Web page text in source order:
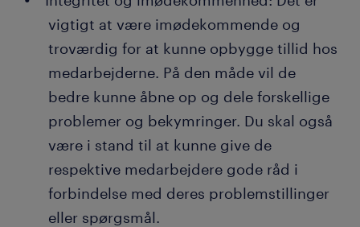
vigtigt at være imødekommende og
troværdig for at kunne opbygge tillid hos
medarbejderne. På den måde vil de
bedre kunne åbne op og dele forskellige
problemer og bekymringer. Du skal også
være i stand til at kunne give de
respektive medarbejdere gode råd i
forbindelse med deres problemstillinger
eller spørgsmål.